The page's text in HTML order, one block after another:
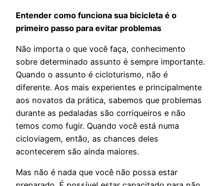
Entender como funciona sua bicicleta é o
primeiro passo para evitar problemas
Não importa o que você faça, conhecimento
sobre determinado assunto é sempre importante.
Quando o assunto é cicloturismo, não é
diferente. Aos mais experientes e principalmente
aos novatos da prática, sabemos que problemas
durante as pedaladas são corriqueiros e não
temos como fugir. Quando você está numa
cicloviagem, então, as chances deles
acontecerem são ainda maiores.
Mas não é nada que você não possa estar